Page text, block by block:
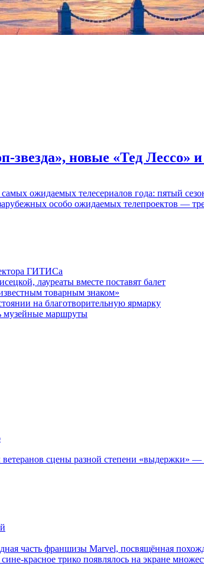
звезда», новые «Тед
ожидаемых телесериалов года: пятый
особо ожидаемых телепроектов —
ГИТИСа
лауреаты вместе поставят балет
товарным знаком»
на благотворительную ярмарку
музейные маршруты
сцены разной степени «выдержки»
часть франшизы Marvel, посвящённая
красное трико появлялось на экране